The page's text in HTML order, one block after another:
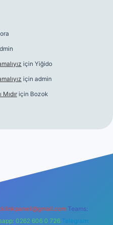
için Yiğido
için admin
için Bozok
Teams:
0262 606 0 726 Telegram: